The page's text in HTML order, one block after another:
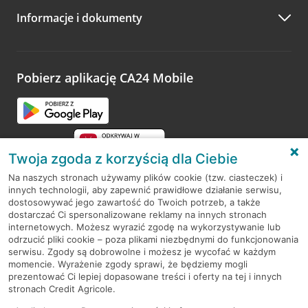
Zachęcamy do podzielenia się z nami opinią o wizycie.
opinie.
Informacje i dokumenty
Pobierz aplikację CA24 Mobile
RODO
Regulamin serwisu
Mapa serwisu
PolitykaCookies
Twoja zgoda z korzyścią dla Ciebie
Na naszych stronach używamy plików cookie (tzw. ciasteczek) i
innych technologii, aby zapewnić prawidłowe działanie serwisu,
dostosowywać jego zawartość do Twoich potrzeb, a także
dostarczać Ci spersonalizowane reklamy na innych stronach
internetowych. Możesz wyrazić zgodę na wykorzystywanie lub
odrzucić pliki cookie – poza plikami niezbędnymi do funkcjonowania
serwisu. Zgody są dobrowolne i możesz je wycofać w każdym
momencie. Wyrażenie zgody sprawi, że będziemy mogli
prezentować Ci lepiej dopasowane treści i oferty na tej i innych
stronach Credit Agricole.